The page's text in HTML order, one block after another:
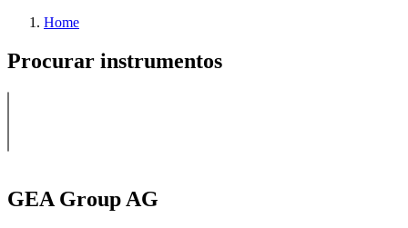
Home
Procurar instrumentos
GEA Group AG